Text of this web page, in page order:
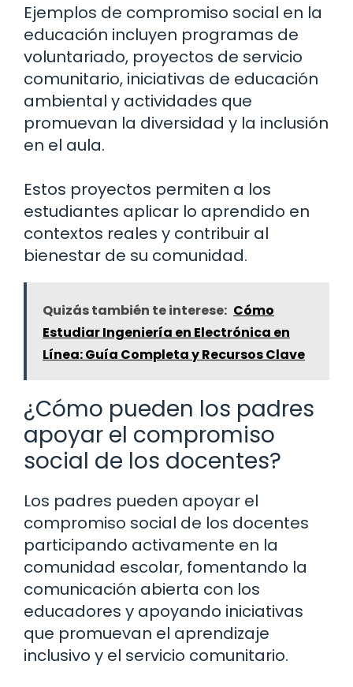
Ejemplos de compromiso social en la
educación incluyen programas de
voluntariado, proyectos de servicio
comunitario, iniciativas de educación
ambiental y actividades que
promuevan la diversidad y la inclusión
en el aula.
Estos proyectos permiten a los
estudiantes aplicar lo aprendido en
contextos reales y contribuir al
bienestar de su comunidad.
Quizás también te interese: Cómo
Estudiar Ingeniería en Electrónica en
Línea: Guía Completa y Recursos Clave
¿Cómo pueden los padres
apoyar el compromiso
social de los docentes?
Los padres pueden apoyar el
compromiso social de los docentes
participando activamente en la
comunidad escolar, fomentando la
comunicación abierta con los
educadores y apoyando iniciativas
que promuevan el aprendizaje
inclusivo y el servicio comunitario.